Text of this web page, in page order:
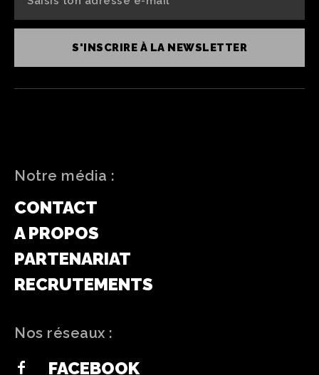
S'INSCRIRE À LA NEWSLETTER
Notre média :
CONTACT
A PROPOS
PARTENARIAT
RECRUTEMENTS
Nos réseaux :
FACEBOOK